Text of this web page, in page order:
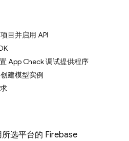
目并启用 API
App Check 调试提供程序
建模型实例
选平台的 Firebase